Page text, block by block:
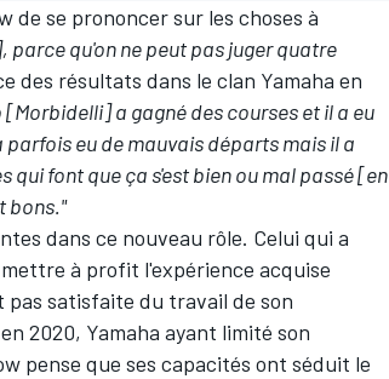
de se prononcer sur les choses à
parce qu'on ne peut pas juger quatre
résultats dans le clan Yamaha en
a gagné des courses et il a eu
eu de mauvais départs mais il a
qui font que ça s'est bien ou mal passé [en
bons."
dans ce nouveau rôle. Celui qui a
à profit l'expérience acquise
pas satisfaite du travail de son
2020, Yamaha ayant limité son
pense que ses capacités ont séduit le